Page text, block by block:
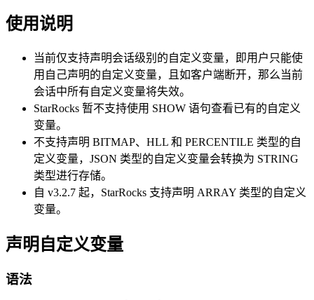
使用说明
当前仅支持声明会话级别的自定义变量，即用户只能使
用自己声明的自定义变量，且如客户端断开，那么当前
会话中所有自定义变量将失效。
StarRocks 暂不支持使用 SHOW 语句查看已有的自定义
变量。
不支持声明 BITMAP、HLL 和 PERCENTILE 类型的自
定义变量，JSON 类型的自定义变量会转换为 STRING
类型进行存储。
自 v3.2.7 起，StarRocks 支持声明 ARRAY 类型的自定义
变量。
声明自定义变量
语法